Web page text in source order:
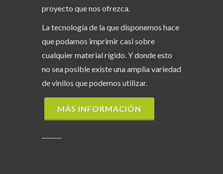
proyecto que nos ofrezca.
La tecnología de la que disponemos hace
que podamos imprimir casi sobre
cualquier material rígido. Y donde esto
no sea posible existe una amplia variedad
de vinilos que podemos utilizar.
MÁS INFORMACIÓN